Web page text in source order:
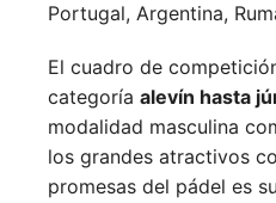
Portugal, Argentina,
El cuadro de
categoría alevín hasta
modalidad masculina
los grandes atractivos
promesas del pádel es